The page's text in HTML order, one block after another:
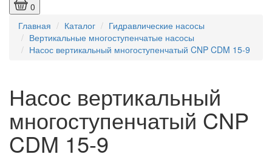
0
Главная
Каталог
Гидравлические насосы
Вертикальные многоступенчатые насосы
Насос вертикальный многоступенчатый CNP CDM 15-9
Насос вертикальный
многоступенчатый CNP
CDM 15-9